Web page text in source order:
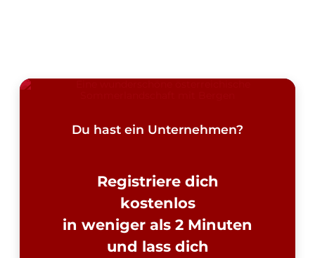
Du hast ein Unternehmen?
Registriere dich
kostenlos
in weniger als 2 Minuten
und lass dich